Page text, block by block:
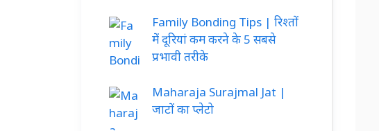
Family Bonding Tips | रिश्तों
में दूरियां कम करने के 5 सबसे
प्रभावी तरीके
Maharaja Surajmal Jat |
जाटों का प्लेटो